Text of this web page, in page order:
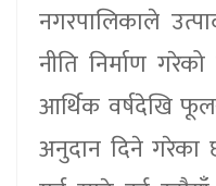
नगरपालिकाले
नीति निर्माण
आर्थिक वर्षदेखि
अनुदान दिने गरेका